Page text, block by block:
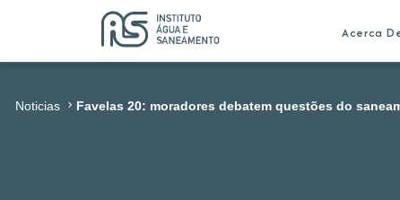
Acerca
Noticias Favelas 20: moradores debatem questões do